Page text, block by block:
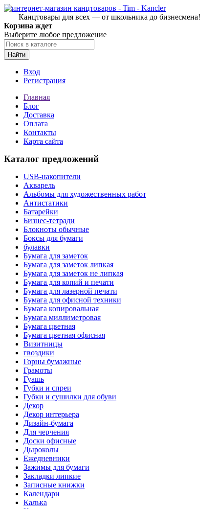
Канцтовары для всех — от школьника до бизнесмена!
Корзина ждет
Выберите любое предложение
Найти
Вход
Регистрация
Главная
Блог
Доставка
Оплата
Контакты
Карта сайта
Каталог предложений
USB-накопители
Акварель
Альбомы для художественных работ
Антистатики
Батарейки
Бизнес-тетради
Блокноты обычные
Боксы для бумаги
булавки
Бумага для заметок
Бумага для заметок липкая
Бумага для заметок не липкая
Бумага для копий и печати
Бумага для лазерной печати
Бумага для офисной техники
Бумага копировальная
Бумага миллиметровая
Бумага цветная
Бумага цветная офисная
Визитницы
гвоздики
Горны бумажные
Грамоты
Гуашь
Губки и спреи
Губки и сушилки для обуви
Декор
Декор интерьера
Дизайн-бумага
Для черчения
Доски офисные
Дыроколы
Ежедневники
Зажимы для бумаги
Закладки липкие
Записные книжки
Календари
Калька